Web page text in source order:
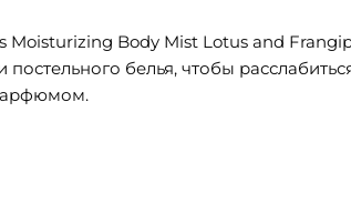
Body Mist Lotus and
белья, чтобы